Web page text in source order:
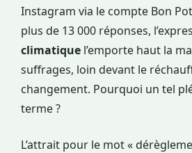
Instagram via le compte Bon
plus de 13 000 réponses,
climatique l’emporte haut la
suffrages, loin devant le
changement. Pourquoi un tel
terme ?
L’attrait pour le mot «